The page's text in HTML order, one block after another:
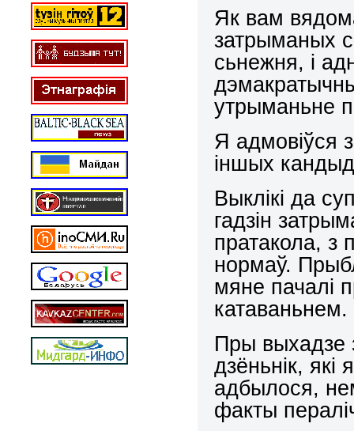
Як вам
затрыманых
сьнежня, і
утрыманьне
Я адмовіўся
іншых
Выклікі да
гадзін
пратакола, з
нормаў.
мяне пачалі
катаваньнем.
Пры выхадзе
дзёньнік,
адбылося,
факты